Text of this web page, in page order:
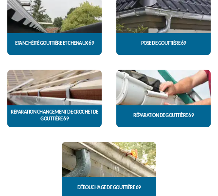
ETANCHÉITÉ GOUTTIÈRE ET CHENAUX 69 POSE DE GOUTTIÈRE 69
RÉPARATION CHANGEMENT DE CROCHET DE
GOUTTIÈRE 69
RÉPARATION DE GOUTTIÈRE 69
DÉBOUCHAGE DE GOUTTIÈRE 69